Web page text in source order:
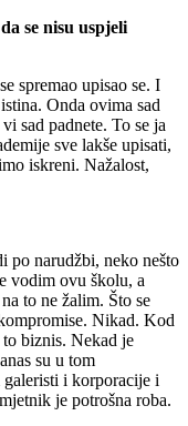
se nisu uspjeli
spremao upisao se. I
Onda ovima sad
sad padnete. To se ja
sve lakše upisati,
iskreni. Nažalost,
po narudžbi, neko nešto
vodim ovu školu, a
to ne žalim. Što se
Nikad. Kod
biznis. Nekad je
su u tom
i korporacije i
je potrošna roba.